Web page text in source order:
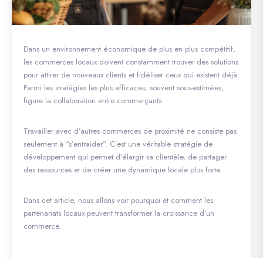
Dans un environnement économique de plus en plus compétitif,
les commerces locaux doivent constamment trouver des solutions
pour attirer de nouveaux clients et fidéliser ceux qui existent déjà.
Parmi les stratégies les plus efficaces, souvent sous-estimées,
figure la collaboration entre commerçants.
Travailler avec d’autres commerces de proximité ne consiste pas
seulement à “s’entraider”. C’est une véritable stratégie de
développement qui permet d’élargir sa clientèle, de partager
des ressources et de créer une dynamique locale plus forte.
Dans cet article, nous allons voir pourquoi et comment les
partenariats locaux peuvent transformer la croissance d’un
commerce.